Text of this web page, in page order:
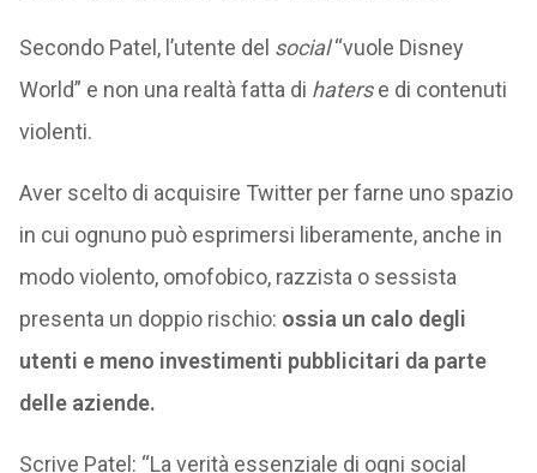
Secondo Patel, l’utente del social“vuole Disney
World” e non una realtà fatta di haterse di contenuti
violenti.
Aver scelto di acquisire Twitter per farne uno spazio
in cui ognuno può esprimersi liberamente, anche in
modo violento, omofobico, razzista o sessista
presenta un doppio rischio: ossia un calo degli
utenti e meno investimenti pubblicitari da parte
delle aziende.
Scrive Patel: “La verità essenziale di ogni social